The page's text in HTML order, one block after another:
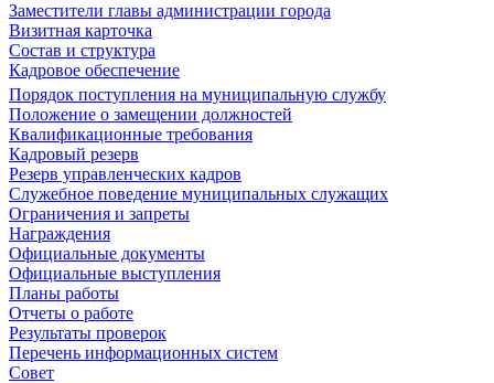
Заместители главы администрации города
Визитная карточка
Состав и структура
Кадровое обеспечение
Порядок поступления на муниципальную службу
Положение о замещении должностей
Квалификационные требования
Кадровый резерв
Резерв управленческих кадров
Служебное поведение муниципальных служащих
Ограничения и запреты
Награждения
Официальные документы
Официальные выступления
Планы работы
Отчеты о работе
Результаты проверок
Перечень информационных систем
Совет